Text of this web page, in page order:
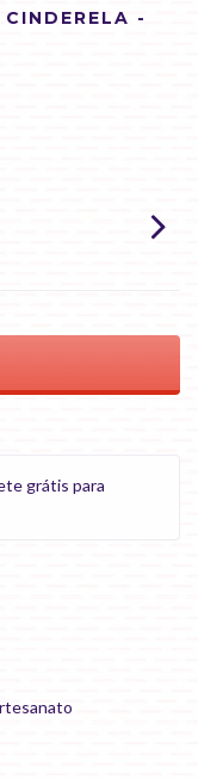
-
grátis para